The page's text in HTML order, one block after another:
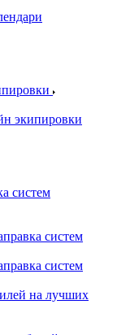
экипировки
систем
систем
систем
на лучших